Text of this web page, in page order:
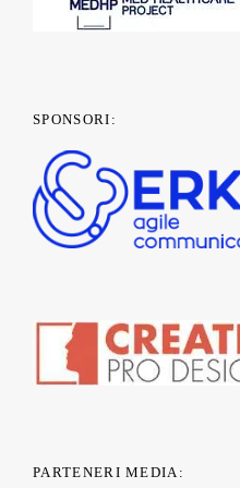
SPONSORI:
PARTENERI MEDIA: